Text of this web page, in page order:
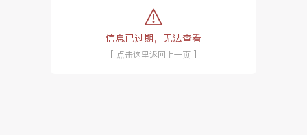
tip:
信息已过期，无法查看
[ 点击这里返回上一页 ]